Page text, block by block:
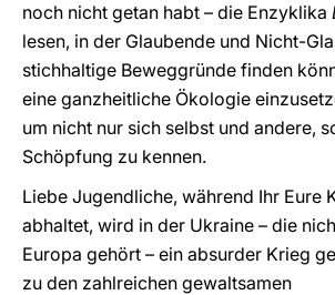
noch nicht getan habt – die Enzyklika
lesen, in der Glaubende und Nicht-
stichhaltige Beweggründe finden
eine ganzheitliche Ökologie
um nicht nur sich selbst und andere,
Schöpfung zu kennen.
Liebe Jugendliche, während Ihr Eure
abhaltet, wird in der Ukraine – die
Europa gehört – ein absurder Krieg
zu den zahlreichen gewaltsamen